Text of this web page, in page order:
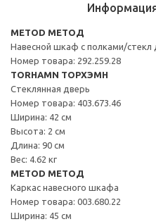
METOD МЕТОД
Навесной шкаф с полками/стекл
Номер товара: 292.259.28
TORHAMN ТОРХЭМН
Стеклянная дверь
Номер товара: 403.673.46
Ширина: 42 см
Высота: 2 см
Длина: 90 см
Вес: 4.62 кг
METOD МЕТОД
Каркас навесного шкафа
Номер товара: 003.680.22
Ширина: 45 см